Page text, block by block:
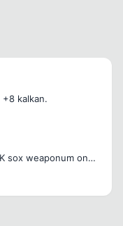
+8 kalkan.
sox weaponum onun